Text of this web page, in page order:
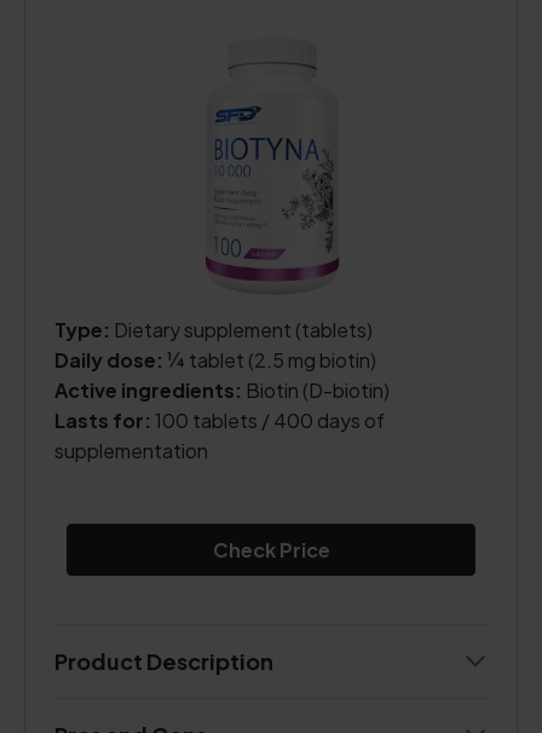
Type: Dietary supplement (tablets)
Daily dose: ¼ tablet (2.5 mg biotin)
Active ingredients: Biotin (D-biotin)
Lasts for: 100 tablets / 400 days of
supplementation
Check Price
Product Description